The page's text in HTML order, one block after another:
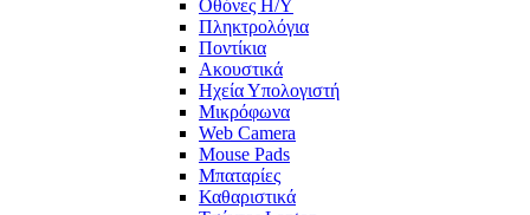
Οθόνες Η/Υ
Πληκτρολόγια
Ποντίκια
Ακουστικά
Ηχεία Υπολογιστή
Μικρόφωνα
Web Camera
Mouse Pads
Μπαταρίες
Καθαριστικά